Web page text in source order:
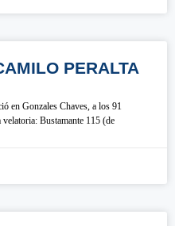
PERALTA
en Gonzales Chaves, a los 91
Bustamante 115 (de